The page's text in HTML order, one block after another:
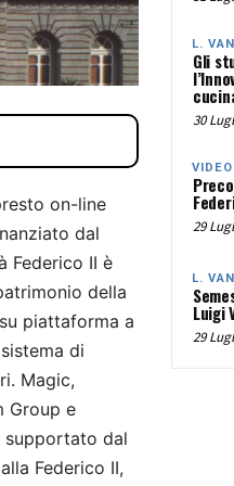
on-line
dal
Federico II è
della
piattaforma a
di
Magic,
Group e
supportato dal
Federico II,
L.
Gli
30
VIDEO
29
L.
Luigi
29